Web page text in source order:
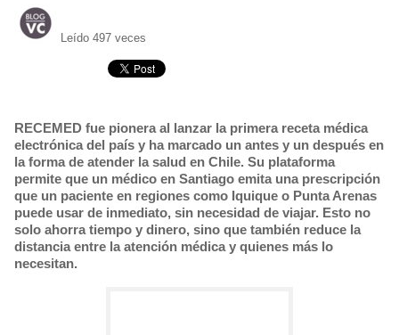
Leído 497 veces
RECEMED fue pionera al lanzar la primera receta médica
electrónica del país y ha marcado un antes y un después en
la forma de atender la salud en Chile. Su plataforma
permite que un médico en Santiago emita una prescripción
que un paciente en regiones como Iquique o Punta Arenas
puede usar de inmediato, sin necesidad de viajar. Esto no
solo ahorra tiempo y dinero, sino que también reduce la
distancia entre la atención médica y quienes más lo
necesitan.